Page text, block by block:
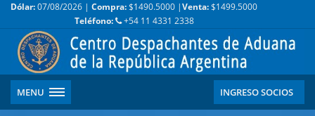
Dólar:07/08/2026 | Compra:$1490.5000 |Venta:$1499.5000
Teléfono:
+54 11 4331 2338
MENU INGRESO SOCIOS